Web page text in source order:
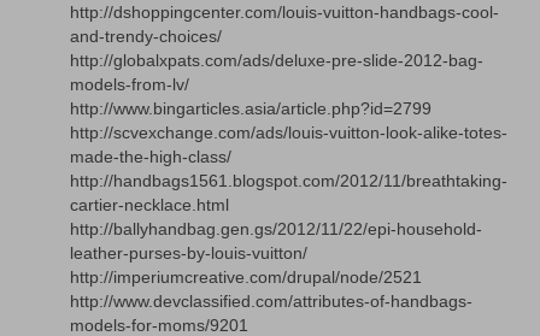
http://dshoppingcenter.com/louis-vuitton-handbags-cool-
and-trendy-choices/
http://globalxpats.com/ads/deluxe-pre-slide-2012-bag-
models-from-lv/
http://www.bingarticles.asia/article.php?id=2799
http://scvexchange.com/ads/louis-vuitton-look-alike-totes-
made-the-high-class/
http://handbags1561.blogspot.com/2012/11/breathtaking-
cartier-necklace.html
http://ballyhandbag.gen.gs/2012/11/22/epi-household-
leather-purses-by-louis-vuitton/
http://imperiumcreative.com/drupal/node/2521
http://www.devclassified.com/attributes-of-handbags-
models-for-moms/9201